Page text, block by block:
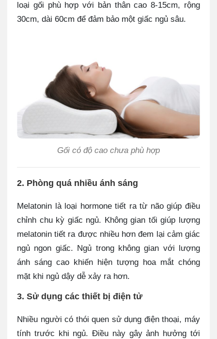
loại gối phù hợp với bản thân cao 8-15cm, rộng
30cm, dài 60cm để đảm bảo một giấc ngủ sâu.
Gối có độ cao chưa phù hợp
2. Phòng quá nhiều ánh sáng
Melatonin là loại hormone tiết ra từ não giúp điều
chỉnh chu kỳ giấc ngủ. Không gian tối giúp lượng
melatonin tiết ra được nhiều hơn đem lại cảm giác
ngủ ngon giấc. Ngủ trong không gian với lượng
ánh sáng cao khiến hiện tượng hoa mắt chóng
mặt khi ngủ dậy dễ xảy ra hơn.
3. Sử dụng các thiết bị điện tử
Nhiều người có thói quen sử dụng điện thoại, máy
tính trước khi ngủ. Điều này gây ảnh hưởng tới